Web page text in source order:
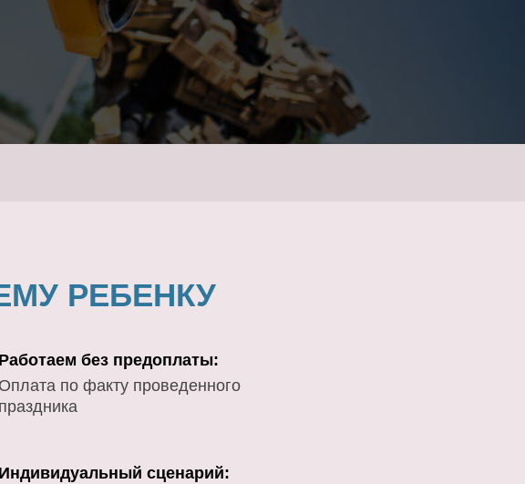
РЕБЕНКУ
Работаем без предоплаты:
Оплата по факту проведенного
праздника
Индивидуальный сценарий: